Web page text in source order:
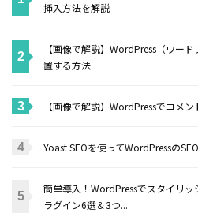
挿入方法を解説
【画像で解説】WordPress（ワー
置する方法
【画像で解説】WordPressでコメ
Yoast SEOを使ってWordPressの
簡単導入！WordPressでスタイリ
ラグイン6選＆3つ...